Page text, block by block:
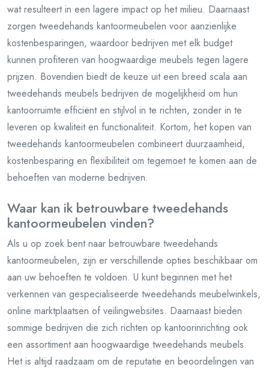
wat resulteert in een lagere impact op het milieu. Daarnaast
zorgen tweedehands kantoormeubelen voor aanzienlijke
kostenbesparingen, waardoor bedrijven met elk budget
kunnen profiteren van hoogwaardige meubels tegen lagere
prijzen. Bovendien biedt de keuze uit een breed scala aan
tweedehands meubels bedrijven de mogelijkheid om hun
kantoorruimte efficiënt en stijlvol in te richten, zonder in te
leveren op kwaliteit en functionaliteit. Kortom, het kopen van
tweedehands kantoormeubelen combineert duurzaamheid,
kostenbesparing en flexibiliteit om tegemoet te komen aan de
behoeften van moderne bedrijven.
Waar kan ik betrouwbare tweedehands
kantoormeubelen vinden?
Als u op zoek bent naar betrouwbare tweedehands
kantoormeubelen, zijn er verschillende opties beschikbaar om
aan uw behoeften te voldoen. U kunt beginnen met het
verkennen van gespecialiseerde tweedehands meubelwinkels,
online marktplaatsen of veilingwebsites. Daarnaast bieden
sommige bedrijven die zich richten op kantoorinrichting ook
een assortiment aan hoogwaardige tweedehands meubels.
Het is altijd raadzaam om de reputatie en beoordelingen van